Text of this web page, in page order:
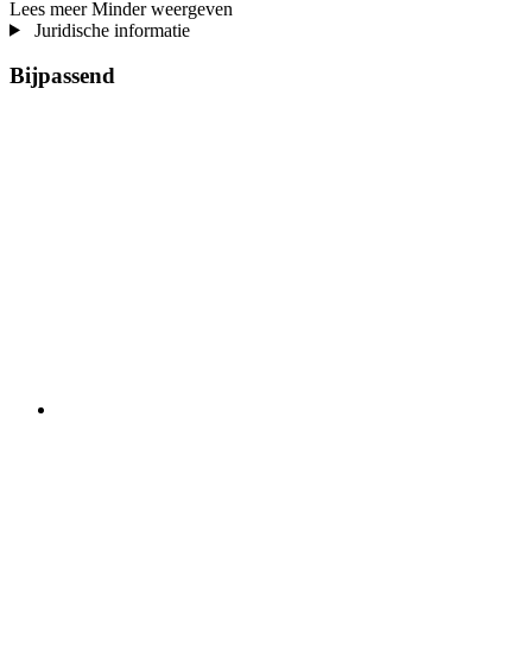
Lees meer Minder weergeven
Juridische informatie
Bijpassend